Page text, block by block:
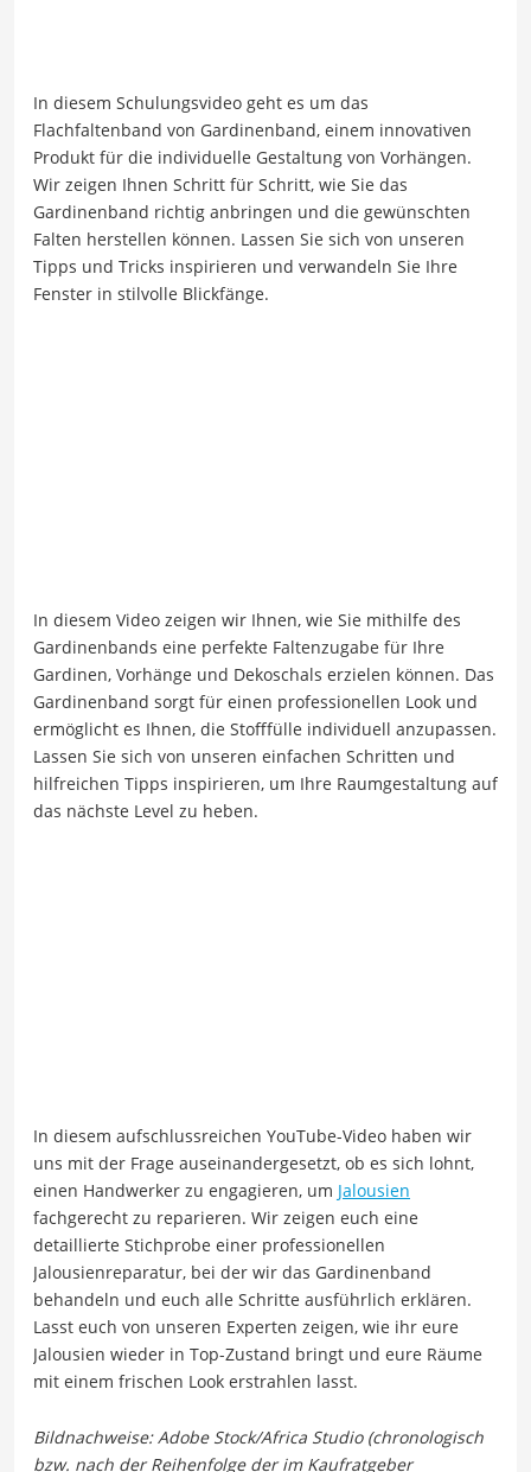
In diesem Schulungsvideo geht es um das
Flachfaltenband von Gardinenband, einem innovativen
Produkt für die individuelle Gestaltung von Vorhängen.
Wir zeigen Ihnen Schritt für Schritt, wie Sie das
Gardinenband richtig anbringen und die gewünschten
Falten herstellen können. Lassen Sie sich von unseren
Tipps und Tricks inspirieren und verwandeln Sie Ihre
Fenster in stilvolle Blickfänge.
In diesem Video zeigen wir Ihnen, wie Sie mithilfe des
Gardinenbands eine perfekte Faltenzugabe für Ihre
Gardinen, Vorhänge und Dekoschals erzielen können. Das
Gardinenband sorgt für einen professionellen Look und
ermöglicht es Ihnen, die Stofffülle individuell anzupassen.
Lassen Sie sich von unseren einfachen Schritten und
hilfreichen Tipps inspirieren, um Ihre Raumgestaltung auf
das nächste Level zu heben.
In diesem aufschlussreichen YouTube-Video haben wir
uns mit der Frage auseinandergesetzt, ob es sich lohnt,
einen Handwerker zu engagieren, um Jalousien
fachgerecht zu reparieren. Wir zeigen euch eine
detaillierte Stichprobe einer professionellen
Jalousienreparatur, bei der wir das Gardinenband
behandeln und euch alle Schritte ausführlich erklären.
Lasst euch von unseren Experten zeigen, wie ihr eure
Jalousien wieder in Top-Zustand bringt und eure Räume
mit einem frischen Look erstrahlen lasst.